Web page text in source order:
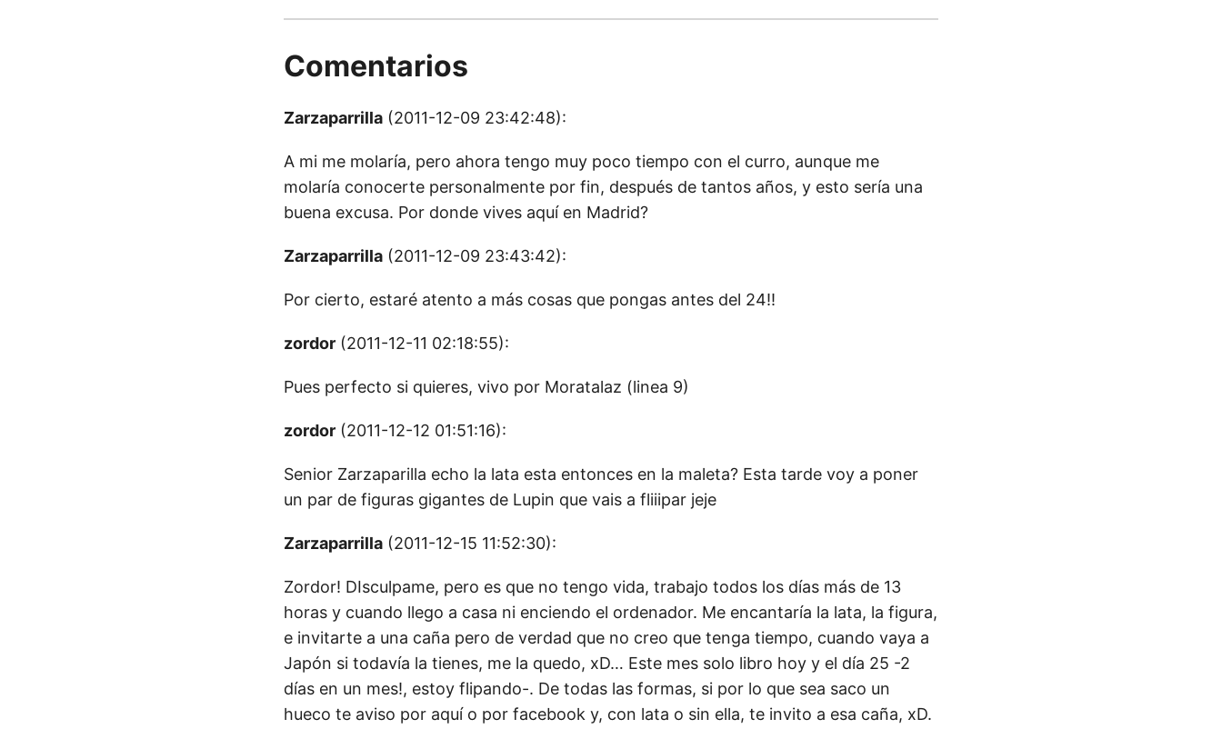
Comentarios
Zarzaparrilla (2011-12-09 23:42:48):
A mi me molaría, pero ahora tengo muy poco tiempo con el curro, aunque me
molaría conocerte personalmente por fin, después de tantos años, y esto sería una
buena excusa. Por donde vives aquí en Madrid?
Zarzaparrilla (2011-12-09 23:43:42):
Por cierto, estaré atento a más cosas que pongas antes del 24!!
zordor (2011-12-11 02:18:55):
Pues perfecto si quieres, vivo por Moratalaz (linea 9)
zordor (2011-12-12 01:51:16):
Senior Zarzaparilla echo la lata esta entonces en la maleta? Esta tarde voy a poner
un par de figuras gigantes de Lupin que vais a fliiipar jeje
Zarzaparrilla (2011-12-15 11:52:30):
Zordor! DIsculpame, pero es que no tengo vida, trabajo todos los días más de 13
horas y cuando llego a casa ni enciendo el ordenador. Me encantaría la lata, la figura,
e invitarte a una caña pero de verdad que no creo que tenga tiempo, cuando vaya a
Japón si todavía la tienes, me la quedo, xD… Este mes solo libro hoy y el día 25 -2
días en un mes!, estoy flipando-. De todas las formas, si por lo que sea saco un
hueco te aviso por aquí o por facebook y, con lata o sin ella, te invito a esa caña, xD.